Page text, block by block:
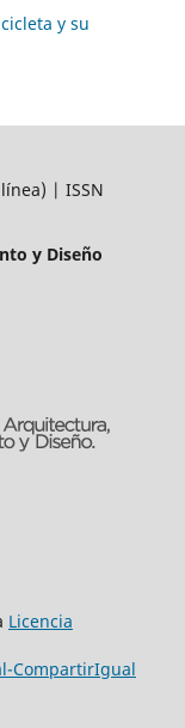
y su
| ISSN
y Diseño
Licencia
CompartirIgual